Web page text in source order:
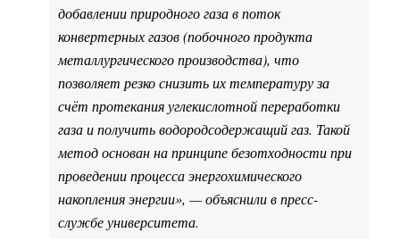
добавлении природного газа в поток
конвертерных газов (побочного продукта
металлургического производства), что
позволяет резко снизить их температуру за
счёт протекания углекислотной переработки
газа и получить водородсодержащий газ. Такой
метод основан на принципе безотходности при
проведении процесса энергохимического
накопления энергии», — объяснили в пресс-
службе университета.